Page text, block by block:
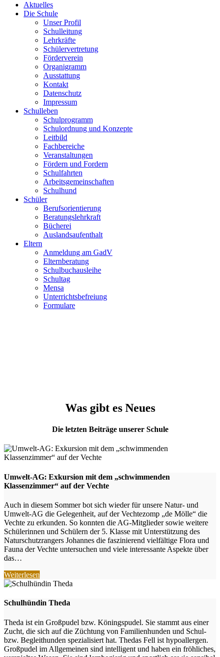
Aktuelles
Die Schule
Unser Profil
Schulleitung
Lehrkräfte
Schülervertretung
Förderverein
Organigramm
Ausstattung
Kontakt
Datenschutz
Impressum
Schulleben
Schulprogramm
Schulordnung und Konzepte
Leitbild
Fachbereiche
Veranstaltungen
Fördern und Fordern
Schulfahrten
Arbeitsgemeinschaften
Schulhund
Schüler
Berufsorientierung
Beratungslehrkraft
Bücherei
Auslandsaufenthalt
Eltern
Anmeldung am GadV
Elternberatung
Schulbuchausleihe
Schultag
Mensa
Unterrichtsbefreiung
Formulare
Was gibt es Neues
Die letzten Beiträge unserer Schule
Umwelt-AG: Exkursion mit dem „schwimmenden
Klassenzimmer“ auf der Vechte
Auch in diesem Sommer bot sich wieder für unsere Natur- und
Umwelt-AG die Gelegenheit, auf der Vechtezomp „de Mölle“ die
Vechte zu erkunden. So konnten die AG-Mitglieder sowie weitere
Schülerinnen und Schülern der 5. Klasse mit Unterstützung des
Naturschutzrangers Johannes die faszinierend vielfältige Flora und
Fauna der Vechte untersuchen und viele interessante Aspekte über
das…
Weiterlesen
Schulhündin Theda
Theda ist ein Großpudel bzw. Köningspudel. Sie stammt aus einer
Zucht, die sich auf die Züchtung von Familienhunden und Schul-
bzw. Begleithunden spezialisiert hat. Thedas Fell ist hypoallergen.
Großpudel im Allgemeinen sind intelligent und haben ein fröhliches,